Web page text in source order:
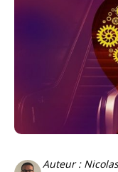
Auteur : Nicolas